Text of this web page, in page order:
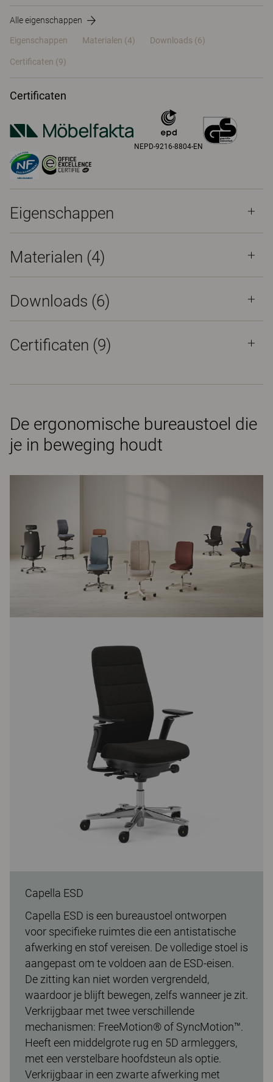
Alle eigenschappen
Eigenschappen Materialen (4) Downloads (6)
Certificaten (9)
Certificaten
NEPD-9216-8804-EN
Eigenschappen
Materialen (4)
Downloads (6)
Certificaten (9)
De ergonomische bureaustoel die
je in beweging houdt
Capella ESD
Capella ESD is een bureaustoel ontworpen
voor specifieke ruimtes die een antistatische
afwerking en stof vereisen. De volledige stoel is
aangepast om te voldoen aan de ESD-eisen.
De zitting kan niet worden vergrendeld,
waardoor je blijft bewegen, zelfs wanneer je zit.
Verkrijgbaar met twee verschillende
mechanismen: FreeMotion® of SyncMotion™.
Heeft een middelgrote rug en 5D armleggers,
met een verstelbare hoofdsteun als optie.
Verkrijgbaar in een zwarte afwerking met